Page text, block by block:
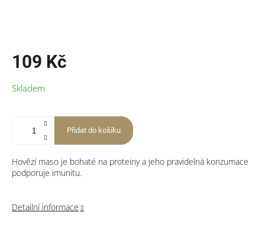
109 Kč
cena:
Skladem
Přidat do košíku
Hovězí maso je bohaté na proteiny a jeho pravidelná konzumace
podporuje imunitu.
Detailní informace